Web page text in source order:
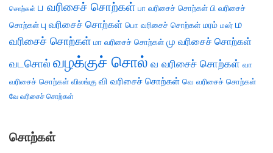
சொற்கள் ப வரிசைச் சொற்கள் பா வரிசைச் சொற்கள் பி வரிசைச்
சொற்கள் பு வரிசைச் சொற்கள் பொ வரிசைச் சொற்கள் மரம் மலர் ம
வரிசைச் சொற்கள் மா வரிசைச் சொற்கள் மு வரிசைச் சொற்கள்
வடசொல் வழக்குச் சொல் வ வரிசைச் சொற்கள் வா
வரிசைச் சொற்கள் விலங்கு வி வரிசைச் சொற்கள் வெ வரிசைச் சொற்கள்
வே வரிசைச் சொற்கள்
சொற்கள்